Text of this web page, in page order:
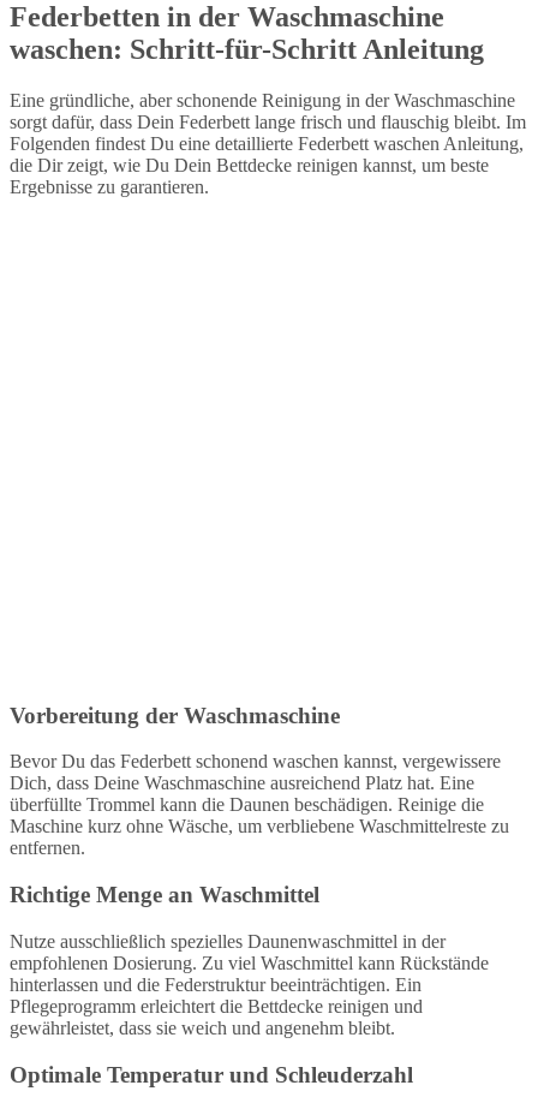
Federbetten in der Waschmaschine
waschen: Schritt-für-Schritt Anleitung
Eine gründliche, aber schonende Reinigung in der Waschmaschine
sorgt dafür, dass Dein Federbett lange frisch und flauschig bleibt. Im
Folgenden findest Du eine detaillierte Federbett waschen Anleitung,
die Dir zeigt, wie Du Dein Bettdecke reinigen kannst, um beste
Ergebnisse zu garantieren.
Vorbereitung der Waschmaschine
Bevor Du das Federbett schonend waschen kannst, vergewissere
Dich, dass Deine Waschmaschine ausreichend Platz hat. Eine
überfüllte Trommel kann die Daunen beschädigen. Reinige die
Maschine kurz ohne Wäsche, um verbliebene Waschmittelreste zu
entfernen.
Richtige Menge an Waschmittel
Nutze ausschließlich spezielles Daunenwaschmittel in der
empfohlenen Dosierung. Zu viel Waschmittel kann Rückstände
hinterlassen und die Federstruktur beeinträchtigen. Ein
Pflegeprogramm erleichtert die Bettdecke reinigen und
gewährleistet, dass sie weich und angenehm bleibt.
Optimale Temperatur und Schleuderzahl